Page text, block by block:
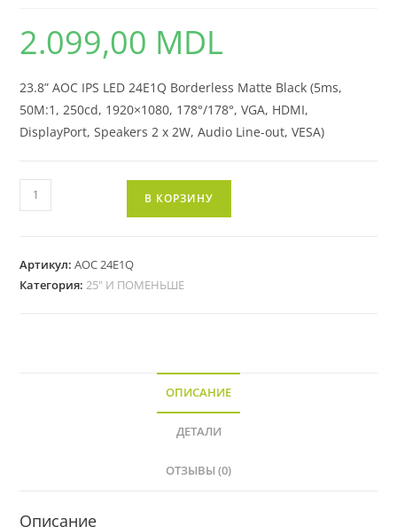
2.099,00 MDL
23.8” AOC IPS LED 24E1Q Borderless Matte Black (5ms,
50M:1, 250cd, 1920×1080, 178°/178°, VGA, HDMI,
DisplayPort, Speakers 2 x 2W, Audio Line-out, VESA)
В КОРЗИНУ
Артикул:AOC 24E1Q
Категория:25" И ПОМЕНЬШЕ
ОПИСАНИЕ
ДЕТАЛИ
ОТЗЫВЫ (0)
Описание